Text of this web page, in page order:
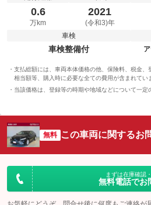
0.6
万km
2021
(令和3)年
車検
車検整備付
支払総額には、車両本体価格の他、保険料、税金
相当額等、購入時に必要な全ての費用が含まれてい
当該価格は、登録等の時期や地域などについて一定
無料 この車両に関するお
まずは在庫確認
無料電話でお